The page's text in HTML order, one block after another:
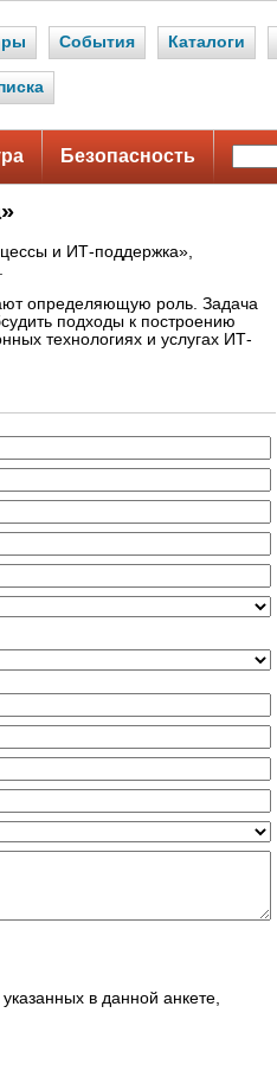
События Каталоги
Безопасность
и ИТ-поддержка»,
определяющую роль. Задача
подходы к построению
технологиях и услугах ИТ-
в данной анкете,